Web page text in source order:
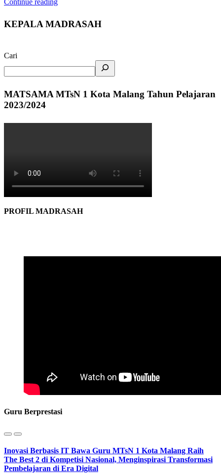
Continue reading
KEPALA MADRASAH
Cari
MATSAMA MTsN 1 Kota Malang Tahun Pelajaran
2023/2024
PROFIL MADRASAH
Guru Berprestasi
Inovasi Berbasis IT Bawa Guru MTsN 1 Kota Malang Raih
The Best 2 di Kompetisi Nasional, Menginspirasi Transformasi
Pembelajaran di Era Digital